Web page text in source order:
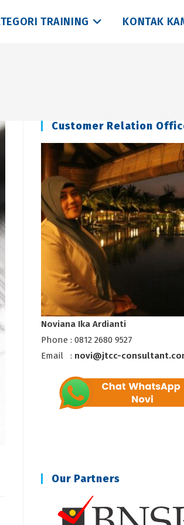
TRAINING KONTAK
Customer Relation
Noviana Ika Ardianti
Phone : 0812 2680 9527
Email : novi@jtcc-
Our Partners